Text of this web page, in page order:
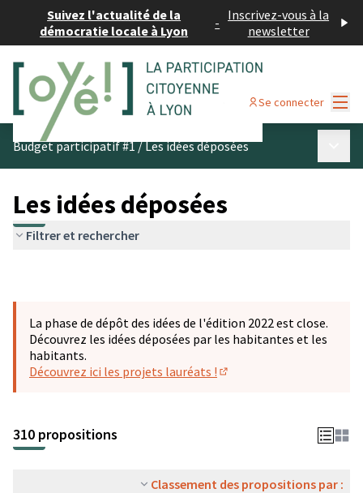
Suivez l'actualité de la
démocratie locale à Lyon
- Inscrivez-vous à la
newsletter
Se connecter
Budget participatif #1/Les idées déposées
Les idées déposées
Filtrer et rechercher
La phase de dépôt des idées de l'édition 2022 est close.
Découvrez les idées déposées par les habitantes et les
habitants.
Découvrez ici les projets lauréats !
310 propositions
Classement des propositions par :